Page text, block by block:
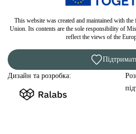
This website was created and maintained with
Union. Its contents are the sole responsibility of
reflect the views of the
Дизайн та розробка: